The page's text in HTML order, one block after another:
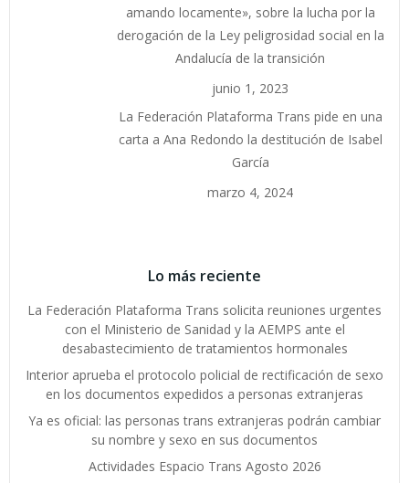
amando locamente», sobre la lucha por la
derogación de la Ley peligrosidad social en la
Andalucía de la transición
junio 1, 2023
La Federación Plataforma Trans pide en una
carta a Ana Redondo la destitución de Isabel
García
marzo 4, 2024
Lo más reciente
La Federación Plataforma Trans solicita reuniones urgentes
con el Ministerio de Sanidad y la AEMPS ante el
desabastecimiento de tratamientos hormonales
Interior aprueba el protocolo policial de rectificación de sexo
en los documentos expedidos a personas extranjeras
Ya es oficial: las personas trans extranjeras podrán cambiar
su nombre y sexo en sus documentos
Actividades Espacio Trans Agosto 2026